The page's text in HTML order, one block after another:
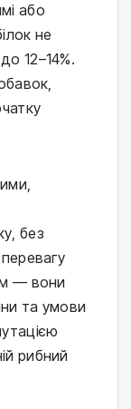
або
не
12–14%.
без
— вони
та умови
рибний